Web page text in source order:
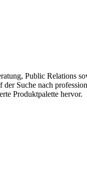
Public Relations
Suche nach
Produktpalette hervor.